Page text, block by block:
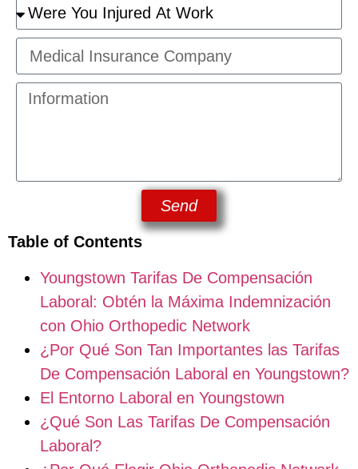
Send
Table of Contents
Youngstown Tarifas De Compensación
Laboral: Obtén la Máxima Indemnización
con Ohio Orthopedic Network
¿Por Qué Son Tan Importantes las Tarifas
De Compensación Laboral en Youngstown?
El Entorno Laboral en Youngstown
¿Qué Son Las Tarifas De Compensación
Laboral?